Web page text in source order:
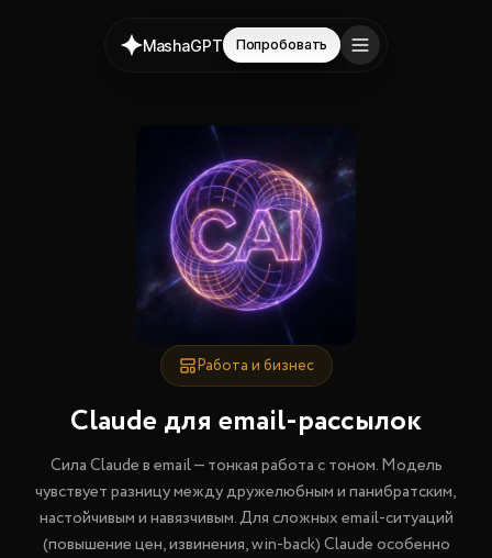
MashaGPT Попробовать
Работа и бизнес
Claude для email-рассылок
Сила Claude в email — тонкая работа с тоном. Модель
чувствует разницу между дружелюбным и панибратским,
настойчивым и навязчивым. Для сложных email-ситуаций
(повышение цен, извинения, win-back) Claude особенно